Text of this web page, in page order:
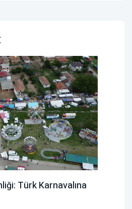
Türk Karnavalına